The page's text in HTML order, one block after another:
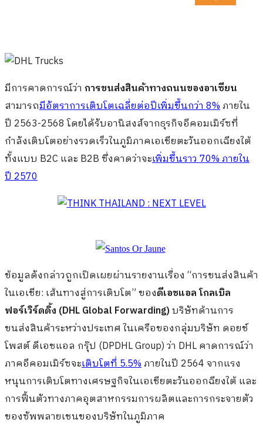
มีการคาดการณ์ว่า การขนส่งสินค้าทางถนนของอาเซียน
สามารถมีอัตราการเติบโตเฉลี่ยต่อปีเพิ่มขึ้นกว่า8%ภายใน
ปี 2563-2568โดยได้รับอานิสงส์จากธุรกิจอีคอมเมิร์ซที่
กำลังเติบโตอย่างรวดเร็วในภูมิภาคเอเชียตะวันออกเฉียงใต้
ทั้งแบบ B2C และ B2Bซึ่งคาดว่าจะเพิ่มขึ้นราว70%ภายใน
ปี2570
ข้อมูลดังกล่าวถูกเปิดเผยผ่านรายงานเรื่อง “การขนส่งสินค้า
ในเอเชีย: เส้นทางสู่การเติบโต” ของดีเอชแอล โกลเบิล
ฟอร์เวิร์ดดิ้ง (DHL Global Forwarding)บริษัทด้านการ
ขนส่งสินค้าระหว่างประเทศ ในเครือของกลุ่มบริษัท ดอยช์
โพสต์ ดีเอชแอล กรุ๊ป (DPDHL Group) ว่า DHL คาดการณ์ว่า
ภาคอีคอมเมิร์ซจะเติบโตที่ 5.5%ภายในปี 2564 จากแรง
หนุนการเติบโตทางเศรษฐกิจในเอเชียตะวันออกฉียงใต้ และ
การฟื้นตัวทางภาคอุตสาหกรรมการผลิตและการกระจายตัว
ของซัพพลายเชนของบริษัทในภูมิภาค